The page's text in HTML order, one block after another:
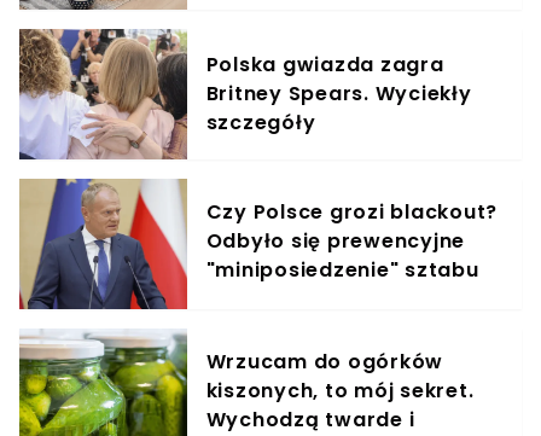
Polska gwiazda zagra
Britney Spears. Wyciekły
szczegóły
Czy Polsce grozi blackout?
Odbyło się prewencyjne
"miniposiedzenie" sztabu
Wrzucam do ogórków
kiszonych, to mój sekret.
Wychodzą twarde i